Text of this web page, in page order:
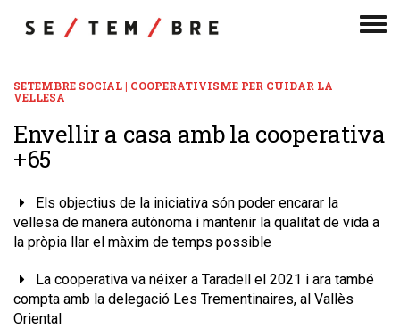
SETEMBRE SOCIAL | COOPERATIVISME PER CUIDAR LA
VELLESA
Envellir a casa amb la cooperativa
+65
Els objectius de la iniciativa són poder encarar la
vellesa de manera autònoma i mantenir la qualitat de vida a
la pròpia llar el màxim de temps possible
La cooperativa va néixer a Taradell el 2021 i ara també
compta amb la delegació Les Trementinaires, al Vallès
Oriental